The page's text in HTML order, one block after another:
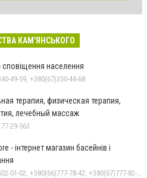
КАМ'ЯНСЬКОГО
населення
49-59, +380(67)350-44-68
терапия, физическая терапия,
лечебный массаж
29-563
- інтернет магазин басейнів і